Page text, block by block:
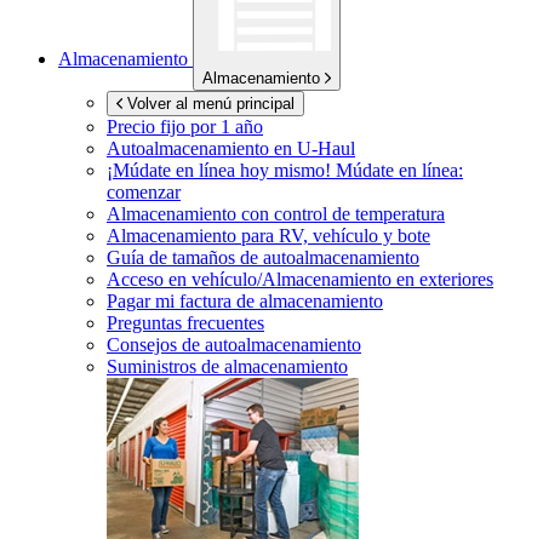
Almacenamiento
Almacenamiento
Volver al menú principal
Precio fijo por 1 año
Autoalmacenamiento en U-Haul
¡Múdate en línea hoy mismo! Múdate en línea:
comenzar
Almacenamiento con control de temperatura
Almacenamiento para RV, vehículo y bote
Guía de tamaños de autoalmacenamiento
Acceso en vehículo/Almacenamiento en exteriores
Pagar mi factura de almacenamiento
Preguntas frecuentes
Consejos de autoalmacenamiento
Suministros de almacenamiento